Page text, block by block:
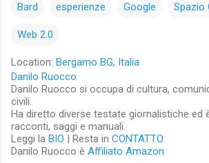
Bard esperienze Google Spazio
Web 2.0
Location: Bergamo BG, Italia
Danilo Ruocco
Danilo Ruocco si occupa di cultura,
civili.
Ha diretto diverse testate giornalistiche ed
racconti, saggi e manuali.
Leggi la BIO | Resta in CONTATTO
Danilo Ruocco è Affiliato Amazon